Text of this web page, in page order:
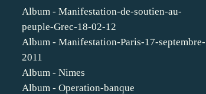
Album - Manifestation-de-soutien-au-
peuple-Grec-18-02-12
Album - Manifestation-Paris-17-septembre-
2011
Album - Nimes
Album - Operation-banque